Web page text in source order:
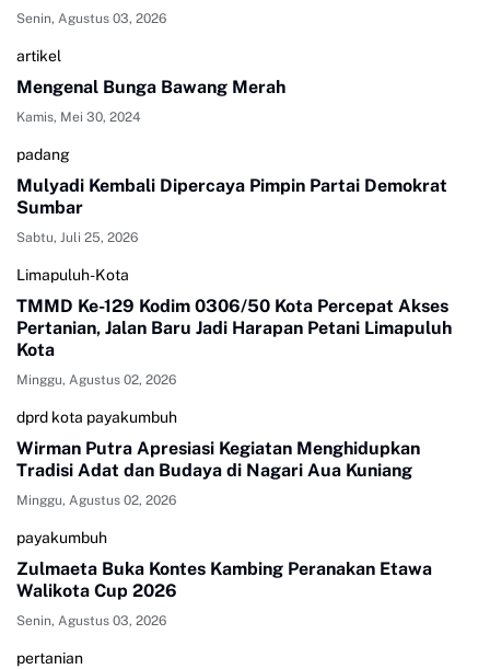
Senin, Agustus 03, 2026
artikel
Mengenal Bunga Bawang Merah
Kamis, Mei 30, 2024
padang
Mulyadi Kembali Dipercaya Pimpin Partai Demokrat
Sumbar
Sabtu, Juli 25, 2026
Limapuluh-Kota
TMMD Ke-129 Kodim 0306/50 Kota Percepat Akses
Pertanian, Jalan Baru Jadi Harapan Petani Limapuluh
Kota
Minggu, Agustus 02, 2026
dprd kota payakumbuh
Wirman Putra Apresiasi Kegiatan Menghidupkan
Tradisi Adat dan Budaya di Nagari Aua Kuniang
Minggu, Agustus 02, 2026
payakumbuh
Zulmaeta Buka Kontes Kambing Peranakan Etawa
Walikota Cup 2026
Senin, Agustus 03, 2026
pertanian